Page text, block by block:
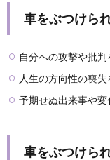
車をぶつけら
自分への攻撃や批判
人生の方向性の喪失
予期せぬ出来事や変
車をぶつけら